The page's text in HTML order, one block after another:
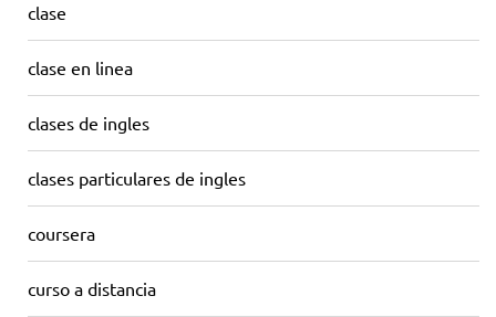
clase
clase en linea
clases de ingles
clases particulares de ingles
coursera
curso a distancia